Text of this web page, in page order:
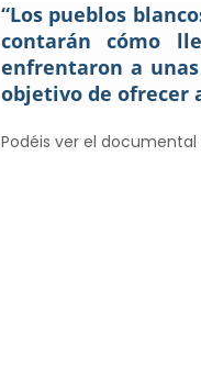
“Los pueblos
contarán cómo
enfrentaron a
objetivo de ofrecer
Podéis ver el